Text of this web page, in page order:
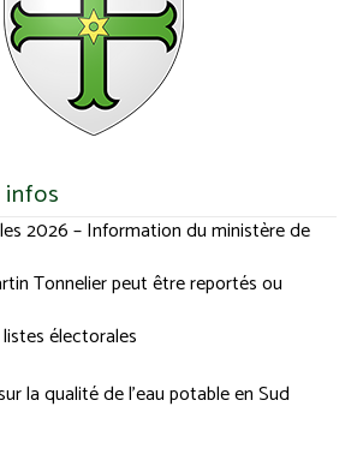
2026 – Information du ministère de
Tonnelier peut être reportés ou
électorales
la qualité de l’eau potable en Sud